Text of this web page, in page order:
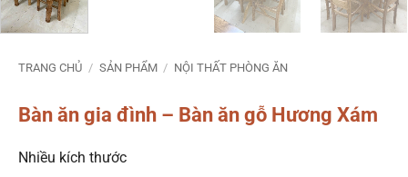
TRANG CHỦ / SẢN PHẨM / NỘI THẤT PHÒNG ĂN
Bàn ăn gia đình – Bàn ăn gỗ Hương Xám
Nhiều kích thước